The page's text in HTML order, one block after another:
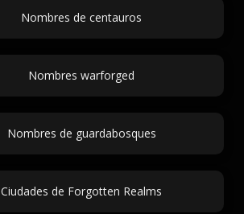
Nombres de centauros
Nombres warforged
Nombres de guardabosques
Ciudades de Forgotten Realms